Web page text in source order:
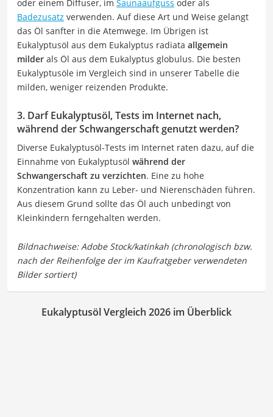
oder einem Diffuser, im Saunaaufguss oder als
Badezusatz verwenden. Auf diese Art und Weise gelangt
das Öl sanfter in die Atemwege. Im Übrigen ist
Eukalyptusöl aus dem Eukalyptus radiata allgemein
milder als Öl aus dem Eukalyptus globulus. Die besten
Eukalyptusöle im Vergleich sind in unserer Tabelle die
milden, weniger reizenden Produkte.
3. Darf Eukalyptusöl, Tests im Internet nach,
während der Schwangerschaft genutzt werden?
Diverse Eukalyptusöl-Tests im Internet raten dazu, auf die
Einnahme von Eukalyptusöl während der
Schwangerschaft zu verzichten. Eine zu hohe
Konzentration kann zu Leber- und Nierenschäden führen.
Aus diesem Grund sollte das Öl auch unbedingt von
Kleinkindern ferngehalten werden.
Eukalyptusöl Vergleich 2026 im Überblick